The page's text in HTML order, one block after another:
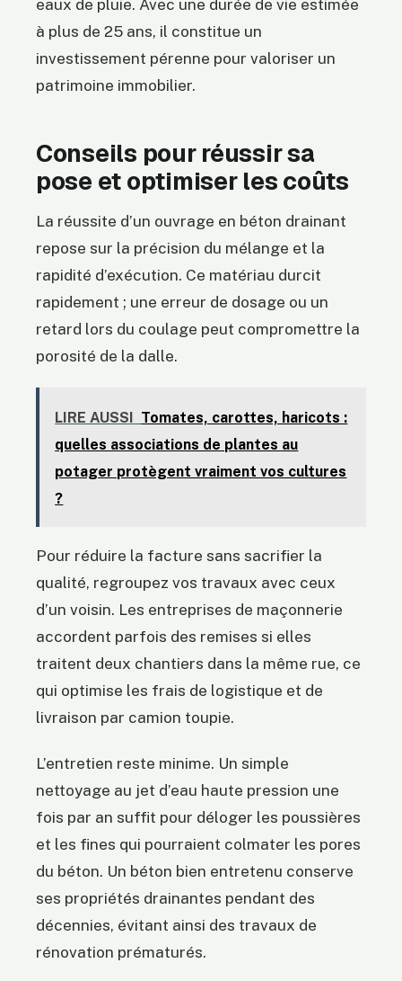
eaux de pluie. Avec une durée de vie estimée
à plus de 25 ans, il constitue un
investissement pérenne pour valoriser un
patrimoine immobilier.
Conseils pour réussir sa
pose et optimiser les coûts
La réussite d’un ouvrage en béton drainant
repose sur la précision du mélange et la
rapidité d’exécution. Ce matériau durcit
rapidement ; une erreur de dosage ou un
retard lors du coulage peut compromettre la
porosité de la dalle.
LIRE AUSSI Tomates, carottes, haricots :
quelles associations de plantes au
potager protègent vraiment vos cultures
?
Pour réduire la facture sans sacrifier la
qualité, regroupez vos travaux avec ceux
d’un voisin. Les entreprises de maçonnerie
accordent parfois des remises si elles
traitent deux chantiers dans la même rue, ce
qui optimise les frais de logistique et de
livraison par camion toupie.
L’entretien reste minime. Un simple
nettoyage au jet d’eau haute pression une
fois par an suffit pour déloger les poussières
et les fines qui pourraient colmater les pores
du béton. Un béton bien entretenu conserve
ses propriétés drainantes pendant des
décennies, évitant ainsi des travaux de
rénovation prématurés.